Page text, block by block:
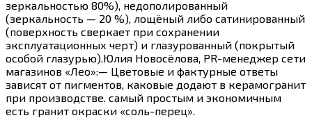
зеркальностью 80%), недополированный
(зеркальность — 20 %), лощёный либо сатинированный
(поверхность сверкает при сохранении
эксплуатационных черт) и глазурованный (покрытый
особой глазурью).Юлия Новосёлова, PR-менеджер сети
магазинов «Лео»:— Цветовые и фактурные ответы
зависят от пигментов, каковые додают в керамогранит
при производстве. самый простым и экономичным
есть гранит окраски «соль-перец».